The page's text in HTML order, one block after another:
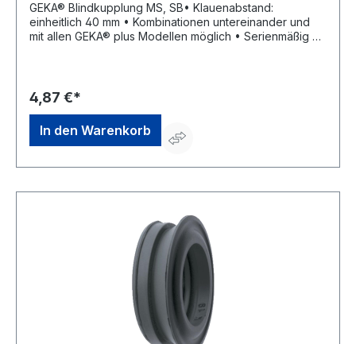
GEKA® Blindkupplung MS, SB• Klauenabstand:
einheitlich 40 mm • Kombinationen untereinander und
mit allen GEKA® plus Modellen möglich • Serienmäßig mit
Lieferung: SB-verpacktHersteller: Karasto
Armaturenfabrik Oehler GmbH, Manfred-von-Ardenne-
Allee 27, 71522 Backnang, DE, +49719134520,
info@karasto.de
4,87 €*
In den Warenkorb